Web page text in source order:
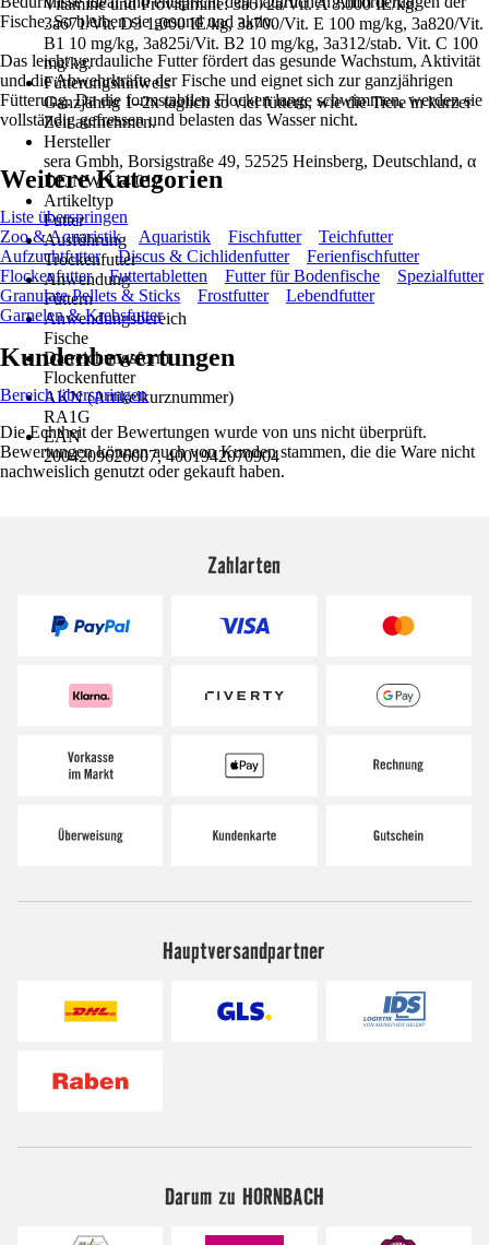
Vitamine und Provitamine: 3a672a/Vit. A 8.000 IE/kg,
3a671/Vit. D3 1.000 IE/kg, 3a700/Vit. E 100 mg/kg, 3a820/Vit.
B1 10 mg/kg, 3a825i/Vit. B2 10 mg/kg, 3a312/stab. Vit. C 100
mg/kg.
Fütterungshinweis
Ganzjährig 1–2x täglich so viel füttern, wie die Tiere in kurzer
Zeit aufnehmen.
Hersteller
sera Gmbh, Borsigstraße 49, 52525 Heinsberg, Deutschland, α
DE NW 114 017
Artikeltyp
Futter
Ausführung
Trockenfutter
Anwendung
Füttern
Anwendungsbereich
Fische
Darreichungsform
Flockenfutter
AKN (Artikelkurznummer)
RA1G
EAN
2004209626007, 4001942070904
Fische. So bleiben sie gesund und aktiv.
Das leicht verdauliche Futter fördert das gesunde Wachstum, Aktivität
und die Abwehrkräfte der Fische und eignet sich zur ganzjährigen
Fütterung. Da die formstabilen Flocken lange schwimmen, werden sie
vollständig gefressen und belasten das Wasser nicht.
Weitere Kategorien
Liste überspringen
Zoo & Aquaristik
Aquaristik Fischfutter
Teichfutter
Aufzuchtfutter
Discus & Cichlidenfutter
Ferienfischfutter
Flockenfutter
Futtertabletten Futter für Bodenfische
Spezialfutter
Granulate Pellets & Sticks
Frostfutter
Lebendfutter
Garnelen & Krebsfutter
Kundenbewertungen
Bereich überspringen
Die Echtheit der Bewertungen wurde von uns nicht überprüft.
Bewertungen können auch von Kunden stammen, die die Ware nicht
nachweislich genutzt oder gekauft haben.
Zahlarten
Hauptversandpartner
Darum zu HORNBACH